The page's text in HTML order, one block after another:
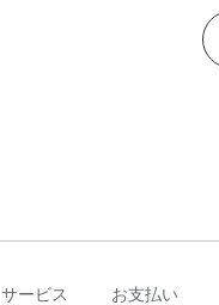
サービス お支払い